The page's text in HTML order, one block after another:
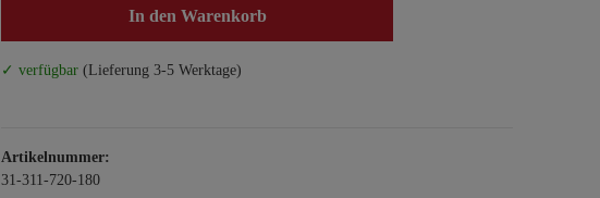
In den Warenkorb
✓ verfügbar (Lieferung 3-5 Werktage)
Artikelnummer:
31-311-720-180